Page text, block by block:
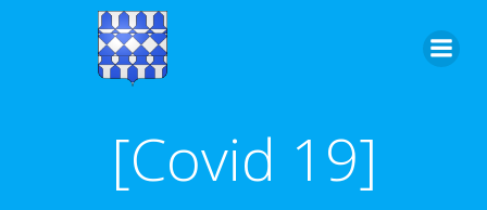
[Covid 19]